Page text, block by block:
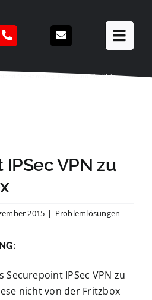
für Hamburg, Berlin und die Welt.
VPN zu
2015 | Problemlösungen
IPSec VPN zu
nicht von der Fritzbox